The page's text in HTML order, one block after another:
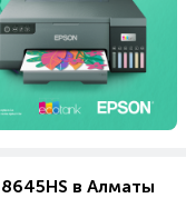
в Алматы